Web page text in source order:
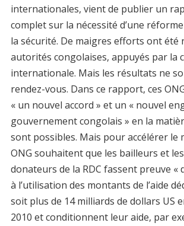
internationales, vient de publier un
complet sur la nécessité d’une
la sécurité. De maigres efforts ont été
autorités congolaises, appuyés par la
internationale. Mais les résultats ne
rendez-vous. Dans ce rapport, ces
« un nouvel accord » et un « nouvel
gouvernement congolais » en la
sont possibles. Mais pour accélérer le
ONG souhaitent que les bailleurs et
donateurs de la RDC fassent preuve «
à l’utilisation des montants de l’aide
soit plus de 14 milliards de dollars US
2010 et conditionnent leur aide, par